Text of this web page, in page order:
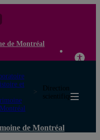
de Montréal
et
Direction
scientifique
de Montréal